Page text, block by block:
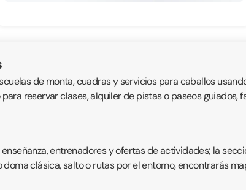
de monta, cuadras y servicios para caballos
reservar clases, alquiler de pistas o paseos
entrenadores y ofertas de actividades; la
clásica, salto o rutas por el entorno, encontrarás